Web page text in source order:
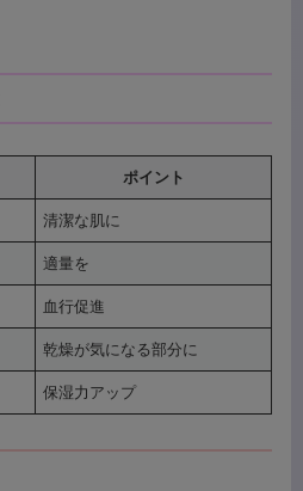
ポイント
清潔な肌に
適量を
血行促進
乾燥が気になる部分に
保湿力アップ